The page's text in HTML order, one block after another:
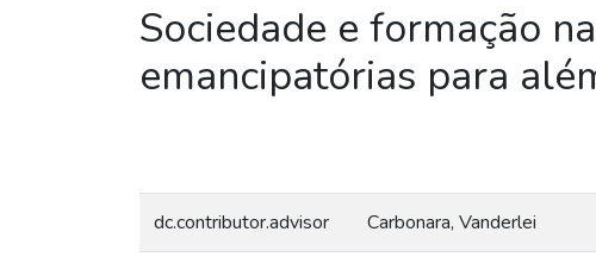
Sociedade e formação
emancipatórias para
dc.contributor.advisor Carbonara, Vanderlei